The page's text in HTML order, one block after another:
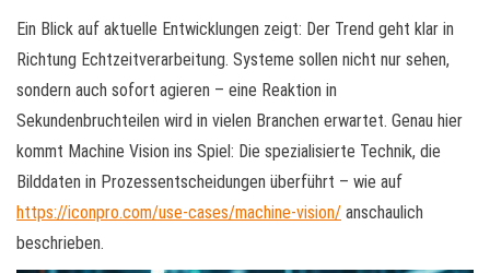
Ein Blick auf aktuelle Entwicklungen zeigt: Der Trend geht klar in
Richtung Echtzeitverarbeitung. Systeme sollen nicht nur sehen,
sondern auch sofort agieren – eine Reaktion in
Sekundenbruchteilen wird in vielen Branchen erwartet. Genau hier
kommt Machine Vision ins Spiel: Die spezialisierte Technik, die
Bilddaten in Prozessentscheidungen überführt – wie auf
https://iconpro.com/use-cases/machine-vision/ anschaulich
beschrieben.